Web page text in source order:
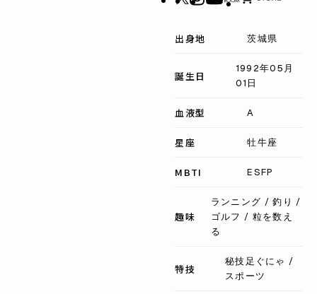
出身地 茨城県
誕生日
1992年05月
01日
血液型 A
星座 牡牛座
MBTI ESFP
趣味
ランニング / 釣り /
ゴルフ / 粒を数え
る
特技
秘技足ぐにゃ /
スポーツ